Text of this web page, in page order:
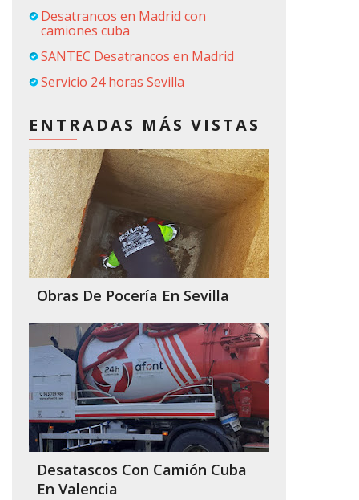
Desatrancos en Madrid con
camiones cuba
SANTEC Desatrancos en Madrid
Servicio 24 horas Sevilla
ENTRADAS MÁS VISTAS
Obras De Pocería En Sevilla
Desatascos Con Camión Cuba
En Valencia